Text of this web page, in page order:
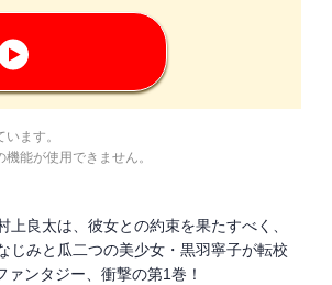
ます。
能が使用できません。
良太は、彼女との約束を果たすべく、
じみと瓜二つの美少女・黒羽寧子が転校
ンタジー、衝撃の第1巻！